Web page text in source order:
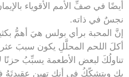
أيضًا في صفِّ الأمم الأقوياء
نجسٌ في ذاته.
إنَّ المحبة برأي بولس هيَ أهمُّ
أكلَ اللحم المحلَّلِ يكون سببَ
تناولُكَ لبعض الأطعمة يسبِّبُ
بك ويتشكّكُ في أنك تهين عقيدتَهُ